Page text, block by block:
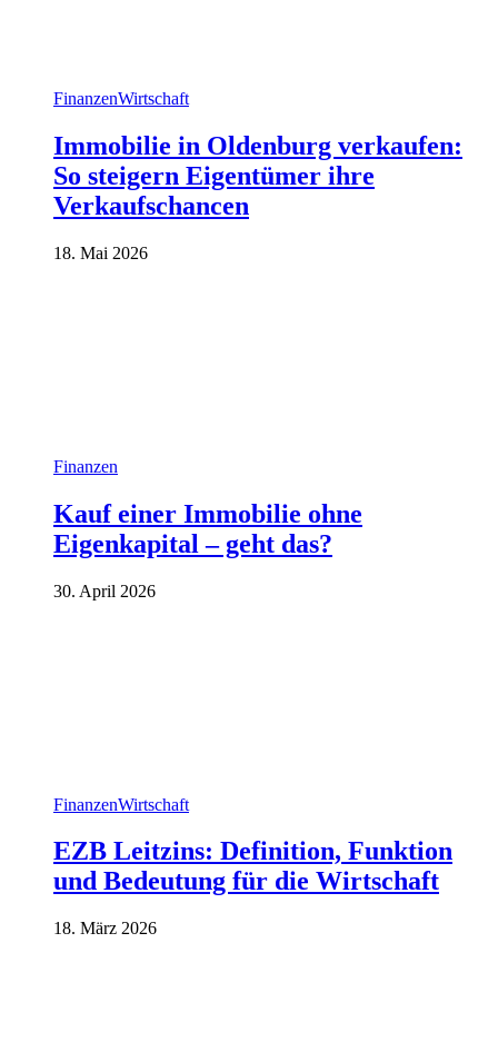
FinanzenWirtschaft
Immobilie in Oldenburg verkaufen:
So steigern Eigentümer ihre
Verkaufschancen
18. Mai 2026
Finanzen
Kauf einer Immobilie ohne
Eigenkapital – geht das?
30. April 2026
FinanzenWirtschaft
EZB Leitzins: Definition, Funktion
und Bedeutung für die Wirtschaft
18. März 2026